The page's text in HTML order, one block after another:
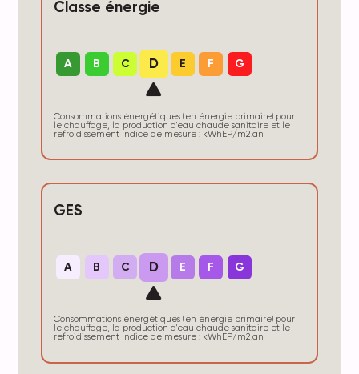
Classe énergie
A B C D E F G
Consommations énergétiques (en énergie primaire) pour
le chauffage, la production d'eau chaude sanitaire et le
refroidissement Indice de mesure : kWhEP/m2.an
GES
A B C D E F G
Consommations énergétiques (en énergie primaire) pour
le chauffage, la production d'eau chaude sanitaire et le
refroidissement Indice de mesure : kWhEP/m2.an